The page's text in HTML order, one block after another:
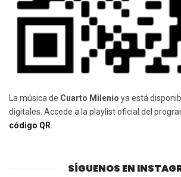
La música de Cuarto Milenio ya está
digitales. Accede a la playlist oficial del
código QR
SÍGUENOS EN